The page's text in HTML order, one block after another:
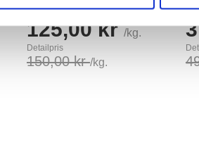
TheMeatClub Pris
125,00 kr/kg.
Detailpris
150,00 kr/kg.